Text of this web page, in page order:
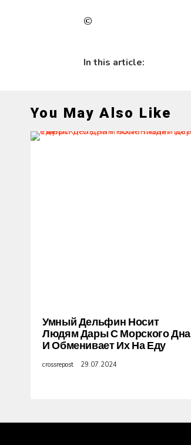
©
In this article:
You May Also Like
Умный Дельфин Носит
Людям Дары С Морского Дна
И Обменивает Их На Еду
crossrepost 29.07.2024